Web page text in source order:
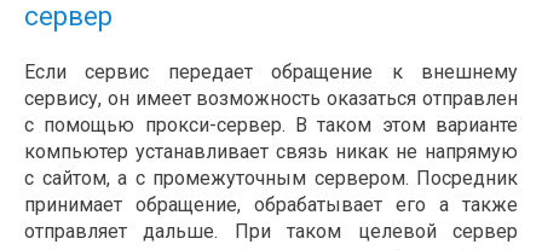
сервер
Если сервис передает обращение к внешнему
сервису, он имеет возможность оказаться отправлен
с помощью прокси-сервер. В таком этом варианте
компьютер устанавливает связь никак не напрямую
с сайтом, а с промежуточным сервером. Посредник
принимает обращение, обрабатывает его а также
отправляет дальше. При таком целевой сервер